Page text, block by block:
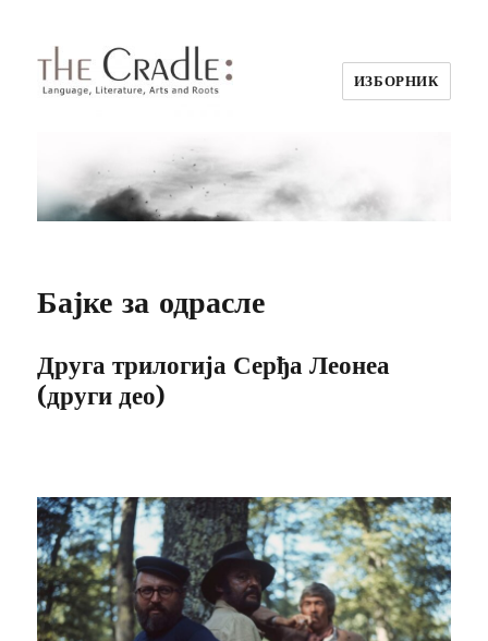
ИЗБОРНИК
Бајке за одрасле
Друга трилогија Серђа Леонеа
(други део)